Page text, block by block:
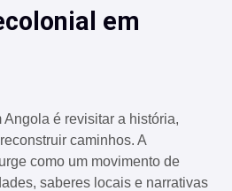
em
é revisitar a história,
caminhos. A
como um movimento de
saberes locais e narrativas